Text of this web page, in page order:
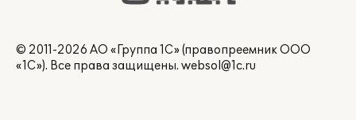
© 2011-2026 АО «Группа 1С» (правопреемник ООО
«1С»). Все права защищены. websol@1c.ru